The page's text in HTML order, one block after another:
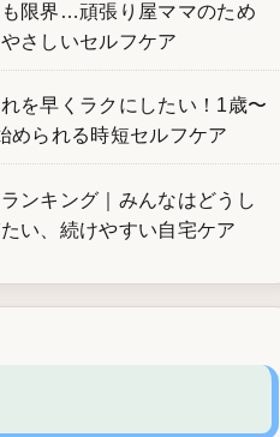
限界…頑張り屋ママのため
さしいセルフケア
を早くラクにしたい！1歳〜
められる時短セルフケア
ンキング｜みんなはどうし
い、続けやすい自宅ケア